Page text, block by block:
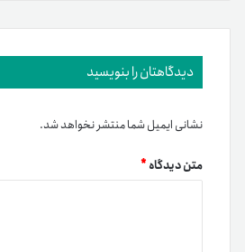
دیدگاهتان را بنویسید
نشانی ایمیل شما منتشر نخواهد شد.
متن دیدگاه*